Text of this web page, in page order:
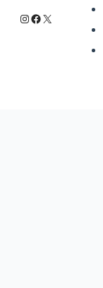
Instagram
Facebook
X